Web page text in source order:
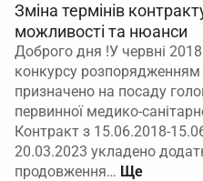
Зміна термінів
можливості та нюанси
Доброго дня !У червні
конкурсу розпорядженням
призначено на посаду
первинної медико-
Контракт з 15.06.2018-
20.03.2023 укладено
продовження…